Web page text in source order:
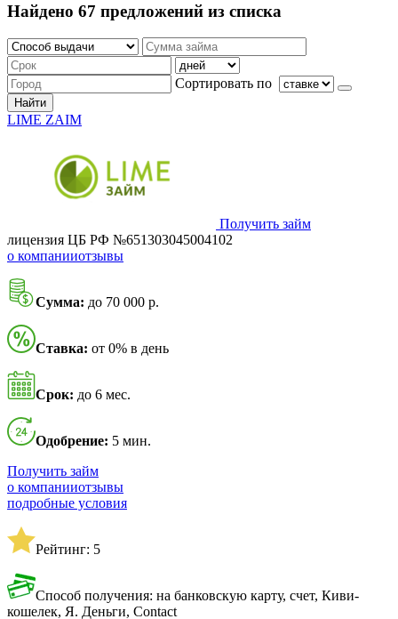
Найдено 67 предложений из списка
Сортировать по
Найти
LIME ZAIM
Получить займ
лицензия ЦБ РФ №651303045004102
о компанииотзывы
Сумма: до 70 000 р.
Ставка: от 0% в день
Срок: до 6 мес.
Одобрение: 5 мин.
Получить займ
о компанииотзывы
подробные условия
Рейтинг: 5
Способ получения: на банковскую карту, счет, Киви-
кошелек, Я. Деньги, Contact